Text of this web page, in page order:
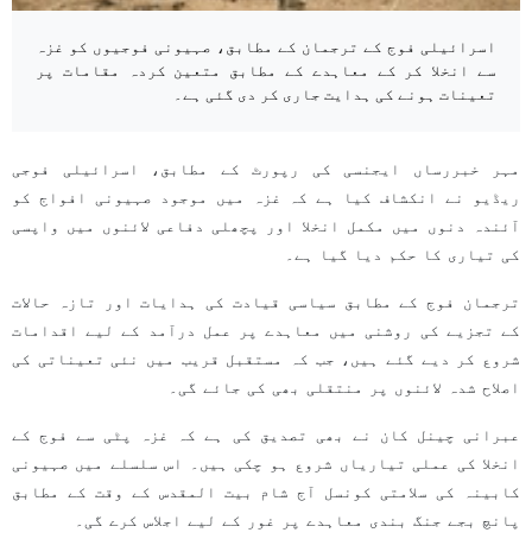
اسرائیلی فوج کے ترجمان کے مطابق، صہیونی فوجیوں کو غزہ
سے انخلا کر کے معاہدے کے مطابق متعین کردہ مقامات پر
تعینات ہونے کی ہدایت جاری کر دی گئی ہے۔
مہر خبررساں ایجنسی کی رپورٹ کے مطابق، اسرائیلی فوجی
ریڈیو نے انکشاف کیا ہے کہ غزہ میں موجود صہیونی افواج کو
آئندہ دنوں میں مکمل انخلا اور پچھلی دفاعی لائنوں میں واپسی
کی تیاری کا حکم دیا گیا ہے۔
ترجمان فوج کے مطابق سیاسی قیادت کی ہدایات اور تازہ حالات
کے تجزیے کی روشنی میں معاہدے پر عمل درآمد کے لیے اقدامات
شروع کر دیے گئے ہیں، جب کہ مستقبل قریب میں نئی تعیناتی کی
اصلاح شدہ لائنوں پر منتقلی بھی کی جائے گی۔
عبرانی چینل کان نے بھی تصدیق کی ہے کہ غزہ پٹی سے فوج کے
انخلا کی عملی تیاریاں شروع ہو چکی ہیں۔ اس سلسلے میں صہیونی
کابینہ کی سلامتی کونسل آج شام بیت المقدس کے وقت کے مطابق
پانچ بجے جنگ بندی معاہدے پر غور کے لیے اجلاس کرے گی۔